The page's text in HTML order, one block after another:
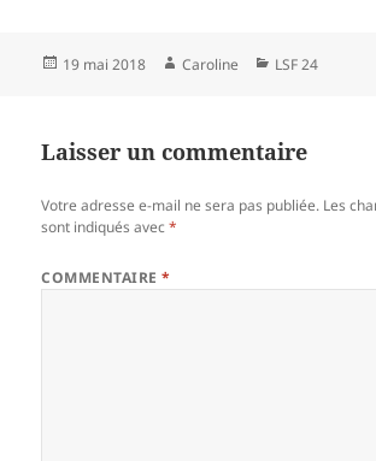
Publié
19 mai 2018 Auteur
Caroline Catégories
LSF 24
Laisser un commentaire
Votre adresse e-mail ne sera pas publiée. Les
sont indiqués avec*
COMMENTAIRE*